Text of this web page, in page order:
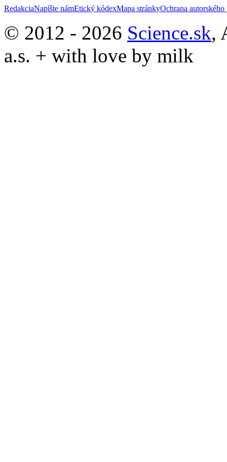
RedakciaNapíšte námEtický kódexMapa stránkyOchrana autorského
© 2012 - 2026 Science.sk,
a.s. + with love by milk